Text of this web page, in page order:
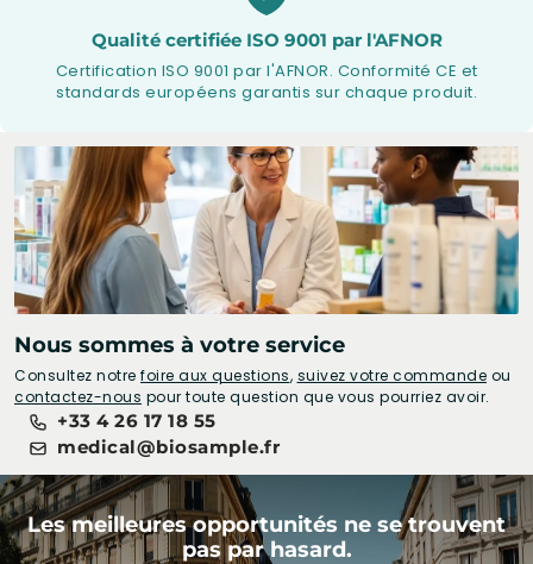
Qualité certifiée ISO 9001 par l'AFNOR
Certification ISO 9001 par l'AFNOR. Conformité CE et
standards européens garantis sur chaque produit.
Nous sommes à votre service
Consultez notre foire aux questions, suivez votre commande ou
contactez-nous pour toute question que vous pourriez avoir.
+33 4 26 17 18 55
medical@biosample.fr
Les meilleures opportunités ne se trouvent
pas par hasard.